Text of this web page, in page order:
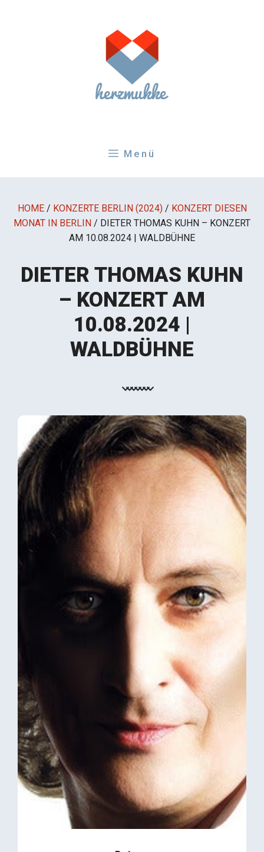
Menü
HOME / KONZERTE BERLIN (2024) / KONZERT DIESEN
MONAT IN BERLIN / DIETER THOMAS KUHN – KONZERT
AM 10.08.2024 | WALDBÜHNE
DIETER THOMAS KUHN
– KONZERT AM
10.08.2024 |
WALDBÜHNE